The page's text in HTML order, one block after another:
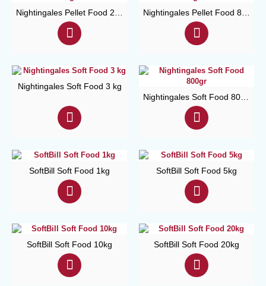
Nightingales Soft Food 3 kg
SoftBill Soft Food 1kg SoftBill Soft Food 5kg
SoftBill Soft Food 10kg SoftBill Soft Food 20kg